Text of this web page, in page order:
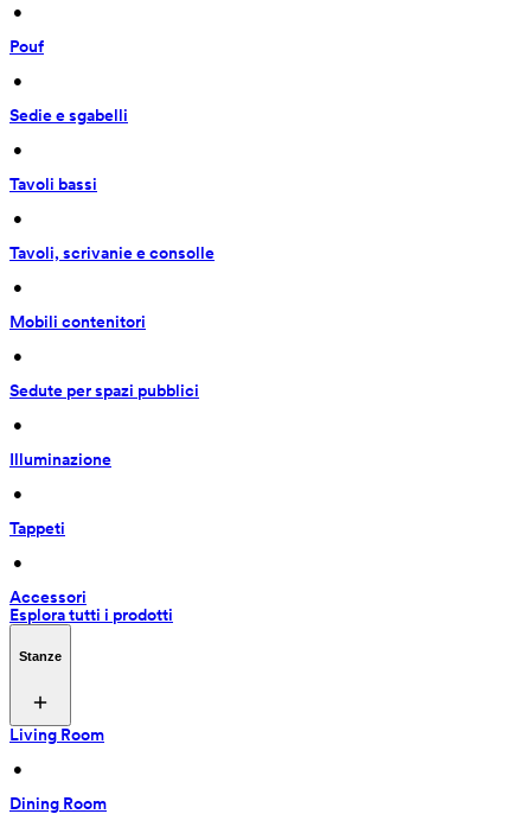
•
Pouf
•
Sedie e sgabelli
•
Tavoli bassi
•
Tavoli, scrivanie e consolle
•
Mobili contenitori
•
Sedute per spazi pubblici
•
Illuminazione
•
Tappeti
•
Accessori
Esplora tutti i prodotti
Stanze
Living Room
•
Dining Room